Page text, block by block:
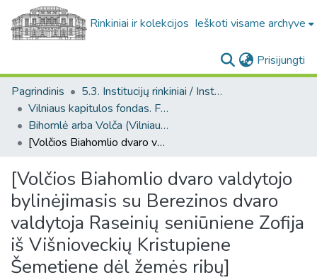
Rinkiniai ir kolekcijos Ieškoti visame archyve
Prisijungti
Pagrindinis
5.3. Institucijų rinkiniai / Institutional collections
Vilniaus kapitulos fondas. F43
Bihomlė arba Volča (Vilniaus kapitulos fondas. F43. Bažnytinės valdos)
[Volčios Biahomlio dvaro valdytojo bylinėjimasis su Berezinos dvaro valdytoja Raseinių seniūniene Zofija iš Višnioveckių Kristupiene Šemetiene dėl žemės ribų]
[Volčios Biahomlio dvaro valdytojo
bylinėjimasis su Berezinos dvaro
valdytoja Raseinių seniūniene Zofija
iš Višnioveckių Kristupiene
Šemetiene dėl žemės ribų]